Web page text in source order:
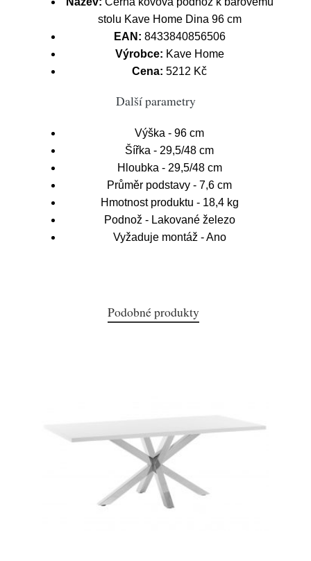
stolu Kave Home Dina 96 cm
EAN: 8433840856506
Výrobce: Kave Home
Cena: 5212 Kč
Další parametry
Výška - 96 cm
Šířka - 29,5/48 cm
Hloubka - 29,5/48 cm
Průměr podstavy - 7,6 cm
Hmotnost produktu - 18,4 kg
Podnož - Lakované železo
Vyžaduje montáž - Ano
Podobné produkty